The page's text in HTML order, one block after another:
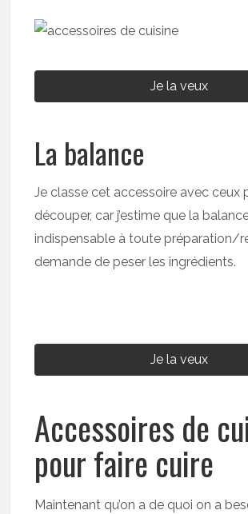
Je la veux
La balance
Je classe cet accessoire avec ceux
découper, car j’estime que la
indispensable à toute préparation/
demande de peser les ingrédients.
Je la veux
Accessoires de
pour faire cuire
Maintenant qu’on a de quoi on a